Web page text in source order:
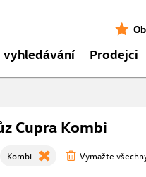
vyhledávání Prodejci
Cupra Kombi
Kombi Vymažte